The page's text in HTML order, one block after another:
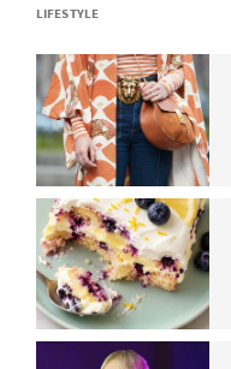
LIFESTYLE